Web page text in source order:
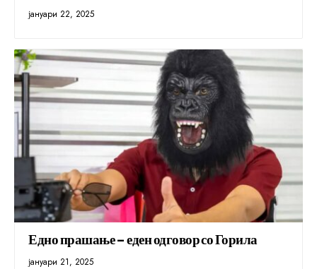
јануари 22, 2025
Едно прашање – еден одговор со Горила
јануари 21, 2025